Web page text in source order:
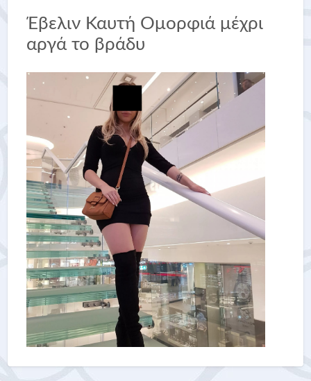
Έβελιν Καυτή Ομορφιά μέχρι
αργά το βράδυ